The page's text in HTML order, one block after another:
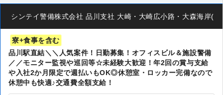
シンテイ警備株式会社 品川支社 大崎・大崎広小路・大森海岸
寮+食事を含む
品川駅直結＼＼人気案件！日勤募集！オフィスビル＆施設警備
／／モニター監視や巡回等☆未経験大歓迎！年2回の賞与支給
や入社2か月限定で週払いもOK◎休憩室・ロッカー完備なので
休憩中も快適♪交通費全額支給！